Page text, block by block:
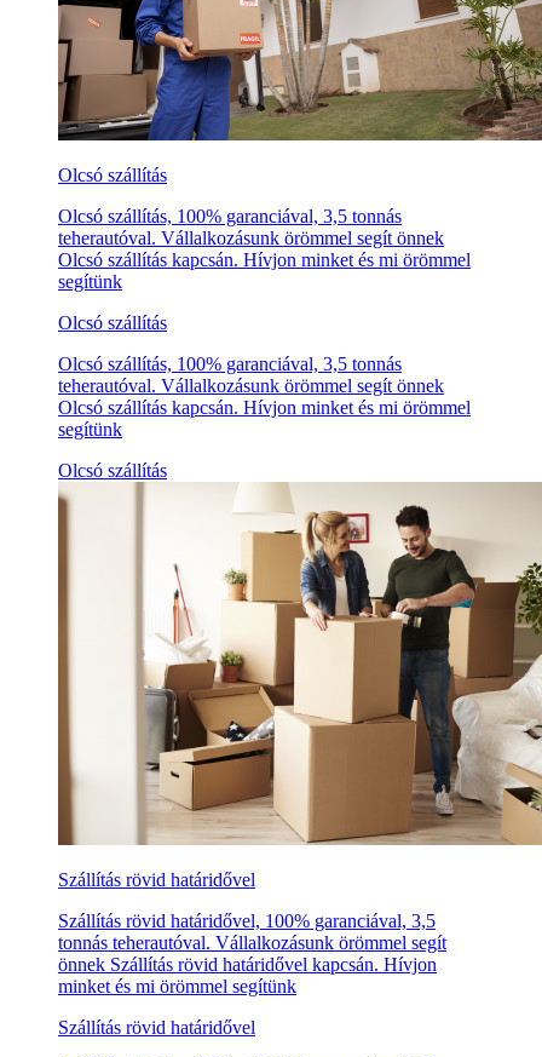
Olcsó szállítás
Olcsó szállítás, 100% garanciával, 3,5 tonnás
teherautóval. Vállalkozásunk örömmel segít önnek
Olcsó szállítás kapcsán. Hívjon minket és mi örömmel
segítünk
Olcsó szállítás
Olcsó szállítás, 100% garanciával, 3,5 tonnás
teherautóval. Vállalkozásunk örömmel segít önnek
Olcsó szállítás kapcsán. Hívjon minket és mi örömmel
segítünk
Olcsó szállítás
Szállítás rövid határidővel
Szállítás rövid határidővel, 100% garanciával, 3,5
tonnás teherautóval. Vállalkozásunk örömmel segít
önnek Szállítás rövid határidővel kapcsán. Hívjon
minket és mi örömmel segítünk
Szállítás rövid határidővel